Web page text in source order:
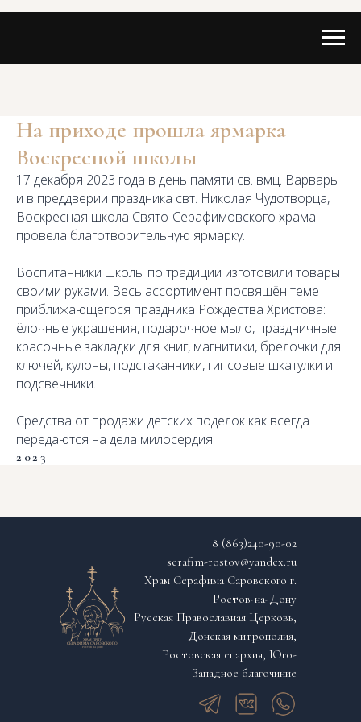
На приходе прошла ярмарка
Воскресной школы
17 декабря 2023 года в день памяти св. вмц. Варвары
и в преддверии праздника свт. Николая Чудотворца,
Воскресная школа Свято-Серафимовского храма
провела благотворительную ярмарку.
Воспитанники школы по традиции изготовили товары
своими руками. Весь ассортимент посвящён теме
приближающегося праздника Рождества Христова:
ёлочные украшения, подарочное мыло, праздничные
красочные закладки для книг, магнитики, брелочки для
ключей, кулоны, подстаканники, гипсовые шкатулки и
подсвечники.
Средства от продажи детских поделок как всегда
передаются на дела милосердия.
2023
8 (863)240-90-02
serafim-rostov@yandex.ru
Храм Серафима Саровского г.
Ростов-на-Дону
Русская Православная Церковь,
Донская митрополия,
Ростовская епархия, Юго-
Западное благочиние